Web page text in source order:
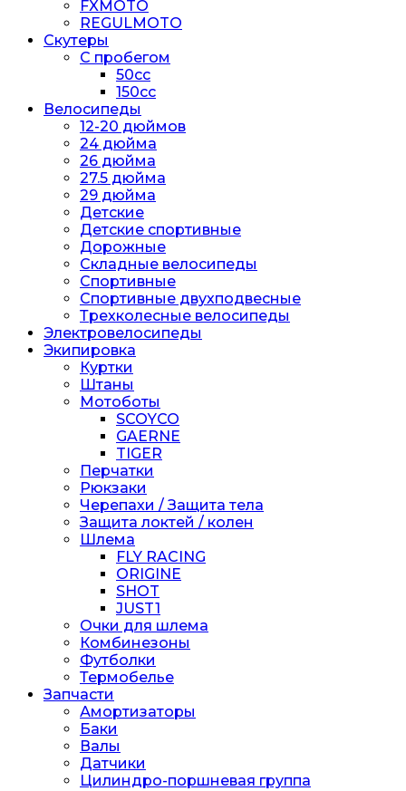
FXMOTO
REGULMOTO
Скутеры
С пробегом
50cc
150cc
Велосипеды
12-20 дюймов
24 дюйма
26 дюйма
27.5 дюйма
29 дюйма
Детские
Детские спортивные
Дорожные
Складные велосипеды
Спортивные
Спортивные двухподвесные
Трехколесные велосипеды
Электровелосипеды
Экипировка
Куртки
Штаны
Мотоботы
SCOYCO
GAERNE
TIGER
Перчатки
Рюкзаки
Черепахи / Защита тела
Защита локтей / колен
Шлема
FLY RACING
ORIGINE
SHOT
JUST1
Очки для шлема
Комбинезоны
Футболки
Термобелье
Запчасти
Амортизаторы
Баки
Валы
Датчики
Цилиндро-поршневая группа